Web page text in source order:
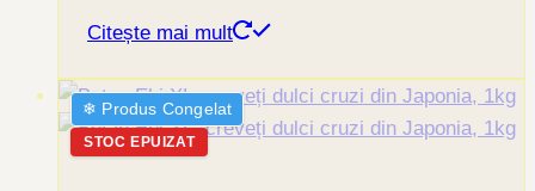
Citește mai mult
❄︎ Produs Congelat
STOC EPUIZAT